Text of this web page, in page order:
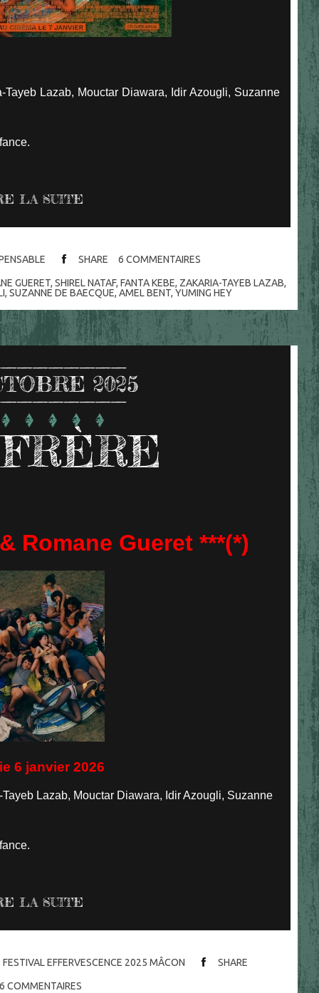
Lazab, Mouctar Diawara, Idir Azougli, Suzanne
LA SUITE
SHARE 6 COMMENTAIRES
GUERET, SHIREL NATAF, FANTA KEBE, ZAKARIA-TAYEB LAZAB,
,SUZANNE DE BAECQUE,AMEL BENT,YUMING HEY
2025
Romane Gueret ***(*)
6 janvier 2026
Lazab, Mouctar Diawara, Idir Azougli, Suzanne
LA SUITE
FESTIVAL EFFERVESCENCE 2025 MÂCON SHARE
6 COMMENTAIRES